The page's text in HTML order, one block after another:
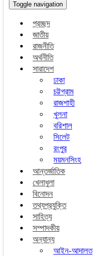
Toggle navigation
প্রচ্ছদ
জাতীয়
রাজনীতি
অর্থনীতি
সারাদেশ
ঢাকা
চট্টগ্রাম
রাজশাহী
খুলনা
বরিশাল
সিলেট
রংপুর
ময়মনসিংহ
আন্তর্জাতিক
খেলাধুলা
বিনোদন
তথ্যপ্রযুক্তি
সাহিত্য
সম্পাদকীয়
অন্যান্য
আইন-আদালত